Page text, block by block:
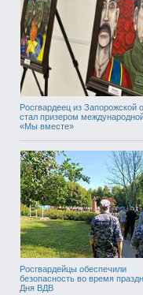
Росгвардеец из Запорожской
стал призером
«Мы вместе»
Росгвардейцы обеспечили
безопасность во время
Дня ВДВ